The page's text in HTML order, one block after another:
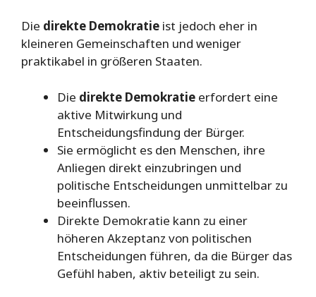
Die direkte Demokratie ist jedoch eher in
kleineren Gemeinschaften und weniger
praktikabel in größeren Staaten.
Die direkte Demokratie erfordert eine
aktive Mitwirkung und
Entscheidungsfindung der Bürger.
Sie ermöglicht es den Menschen, ihre
Anliegen direkt einzubringen und
politische Entscheidungen unmittelbar zu
beeinflussen.
Direkte Demokratie kann zu einer
höheren Akzeptanz von politischen
Entscheidungen führen, da die Bürger das
Gefühl haben, aktiv beteiligt zu sein.